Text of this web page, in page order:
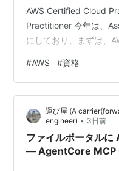
AWS Certified Cloud
Practitioner 今年は、
にしており、まずは、
AWS Certified Machine
恥ずかしながら、AWS
#AWS #資格
運び屋 (A
engineer) • 3日前
ファイルポータルに
— AgentCore MCP